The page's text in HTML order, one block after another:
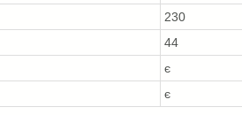
230
44
є
є